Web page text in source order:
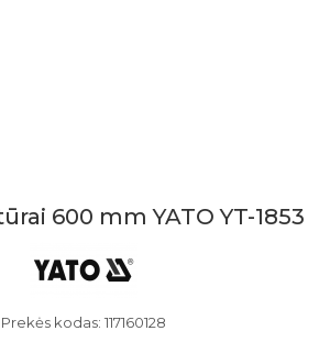
600 mm YATO YT-1853
Prekės kodas: 117160128